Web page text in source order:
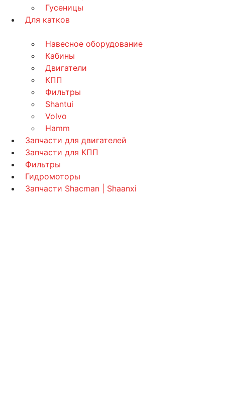
Гусеницы
Для катков
Навесное оборудование
Кабины
Двигатели
КПП
Фильтры
Shantui
Volvo
Hamm
Запчасти для двигателей
Запчасти для КПП
Фильтры
Гидромоторы
Запчасти Shacman | Shaanxi